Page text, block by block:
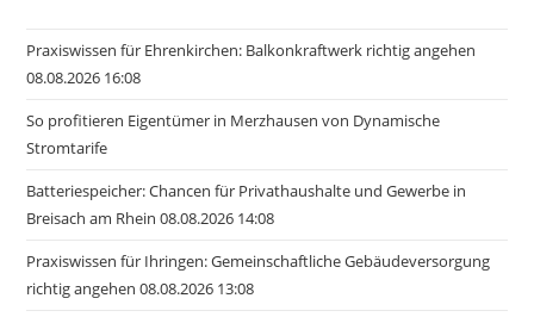
Praxiswissen für Ehrenkirchen: Balkonkraftwerk richtig angehen
08.08.2026 16:08
So profitieren Eigentümer in Merzhausen von Dynamische
Stromtarife
Batteriespeicher: Chancen für Privathaushalte und Gewerbe in
Breisach am Rhein 08.08.2026 14:08
Praxiswissen für Ihringen: Gemeinschaftliche Gebäudeversorgung
richtig angehen 08.08.2026 13:08